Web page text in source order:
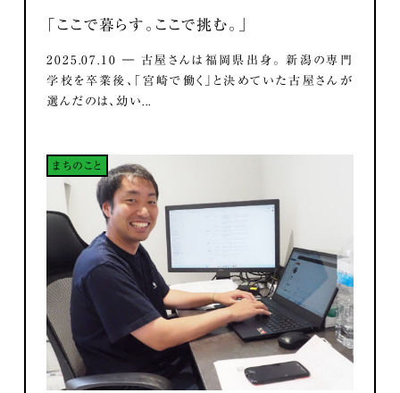
「ここで暮らす。ここで挑む。」
2025.07.10 ― 古屋さんは福岡県出身。 新潟の専門
学校を卒業後、「宮崎で働く」と決めていた古屋さんが
選んだのは、幼い...
まちのこと